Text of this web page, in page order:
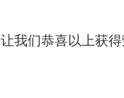
让我们恭喜以上获